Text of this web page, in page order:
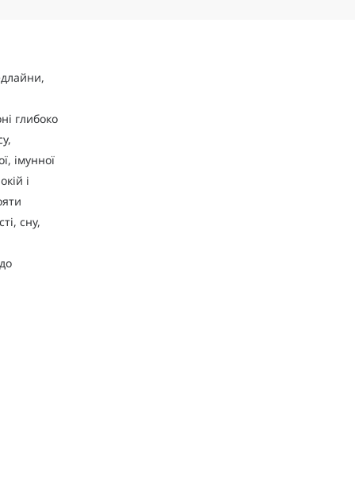
глибоко
імунної
і
сну,